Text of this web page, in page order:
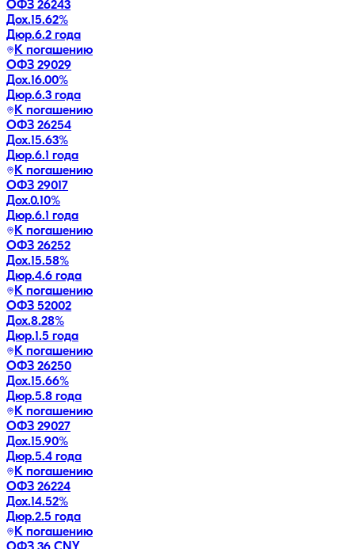
ОФЗ 26243
Дох.15.62%
Дюр.6.2 года
К погашению
ОФЗ 29029
Дох.16.00%
Дюр.6.3 года
К погашению
ОФЗ 26254
Дох.15.63%
Дюр.6.1 года
К погашению
ОФЗ 29017
Дох.0.10%
Дюр.6.1 года
К погашению
ОФЗ 26252
Дох.15.58%
Дюр.4.6 года
К погашению
ОФЗ 52002
Дох.8.28%
Дюр.1.5 года
К погашению
ОФЗ 26250
Дох.15.66%
Дюр.5.8 года
К погашению
ОФЗ 29027
Дох.15.90%
Дюр.5.4 года
К погашению
ОФЗ 26224
Дох.14.52%
Дюр.2.5 года
К погашению